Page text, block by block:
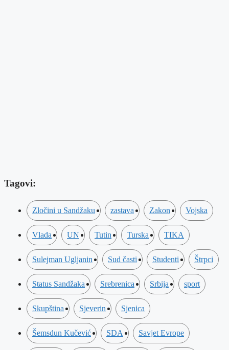
Tagovi:
Zločini u Sandžaku zastava Zakon Vojska
Vlada UN Tutin Turska TIKA
Sulejman Ugljanin Sud časti Studenti Štrpci
Status Sandžaka Srebrenica Srbija sport
Skupština Sjeverin Sjenica
Šemsdun Kučević SDA Savjet Evrope